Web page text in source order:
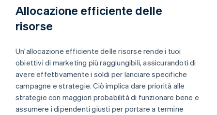
Allocazione efficiente delle
risorse
Un'allocazione efficiente delle risorse rende i tuoi
obiettivi di marketing più raggiungibili, assicurandoti di
avere effettivamente i soldi per lanciare specifiche
campagne e strategie. Ciò implica dare priorità alle
strategie con maggiori probabilità di funzionare bene e
assumere i dipendenti giusti per portare a termine